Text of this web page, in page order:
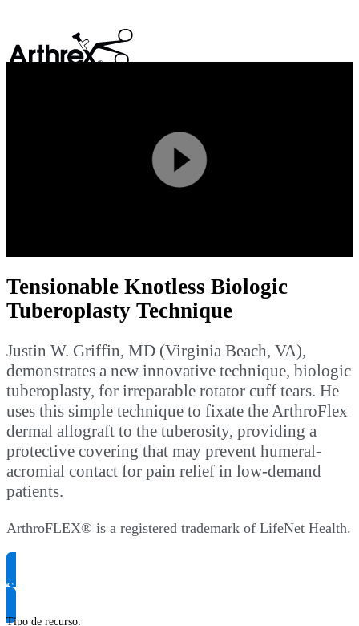
Play
Video
Tensionable Knotless Biologic
Tuberoplasty Technique
Justin W. Griffin, MD (Virginia Beach, VA),
demonstrates a new innovative technique, biologic
tuberoplasty, for irreparable rotator cuff tears. He
uses this simple technique to fixate the ArthroFlex
dermal allograft to the tuberosity, providing a
protective covering that may prevent humeral-
acromial contact for pain relief in low-demand
patients.
ArthroFLEX® is a registered trademark of LifeNet Health.
Solicite informação do produto
Tipo de recurso: